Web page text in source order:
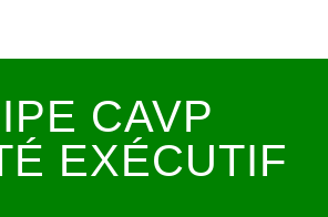
CAVP
EXÉCUTIF